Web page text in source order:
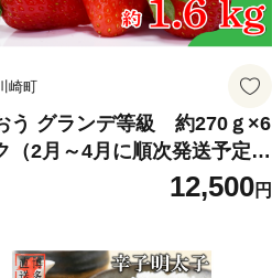
崎町
う グランデ等級 約270ｇ×6
（2月～4月に順次発送予定）
小分け いちご 福岡県産 苺 あ
イチゴ フルーツ あまおう 果
福岡県 川崎町 数量限定 期間限
12,500円